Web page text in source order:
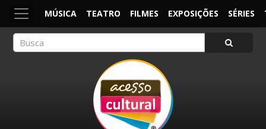
MÚSICA TEATRO FILMES EXPOSIÇÕES SÉRIES